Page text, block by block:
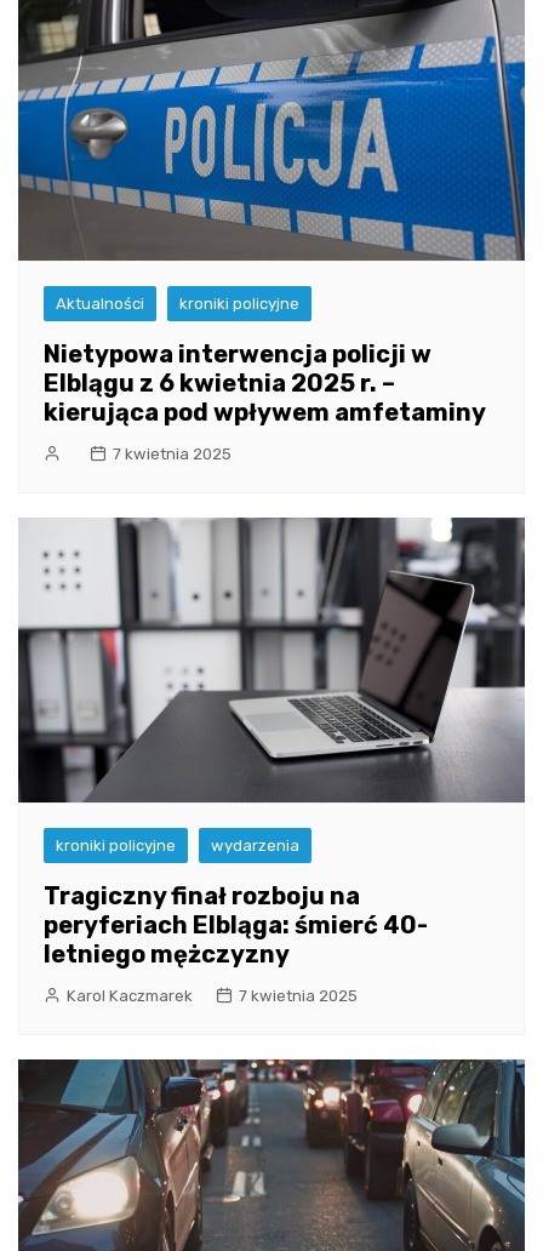
Aktualności kroniki policyjne
Nietypowa interwencja policji w
Elblągu z 6 kwietnia 2025 r. –
kierująca pod wpływem amfetaminy
7 kwietnia 2025
kroniki policyjne wydarzenia
Tragiczny finał rozboju na
peryferiach Elbląga: śmierć 40-
letniego mężczyzny
Karol Kaczmarek 7 kwietnia 2025